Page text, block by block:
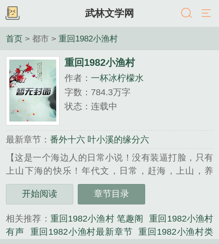
武林文学网
首页 > 都市 > 重回1982小渔村
重回1982小渔村
作者： 一杯冰柠檬水
字数：784.3万字
状态：连载中
最新章节： 番外十六 叶小溪的缘分六
【这是一个海边人的日常小说！没有装逼打脸，只有
上山下海的快乐！年代文，日常，赶海，上山，养
娃，家长里短，不喜勿入，勿喷！】叶耀东只是睡不
着觉，想着去甲板上吹吹风，尿个尿，没想到掉海里
不是年轻时候的他了。混账了半辈子，这回他想好好
来过的，只是怎么一个个都不相信呢……上辈子没出
开始阅读 章节目录
相关推荐： 重回1982小渔村 笔趣阁
重回1982小渔村
有声
重回1982小渔村最新章节
重回1982小渔村类